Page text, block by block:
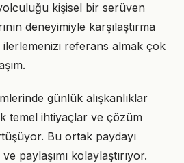
kişisel bir serüven
deneyimiyle karşılaştırma
referans almak çok
günlük alışkanlıklar
temel ihtiyaçlar ve çözüm
Bu ortak paydayı
paylaşımı kolaylaştırıyor.